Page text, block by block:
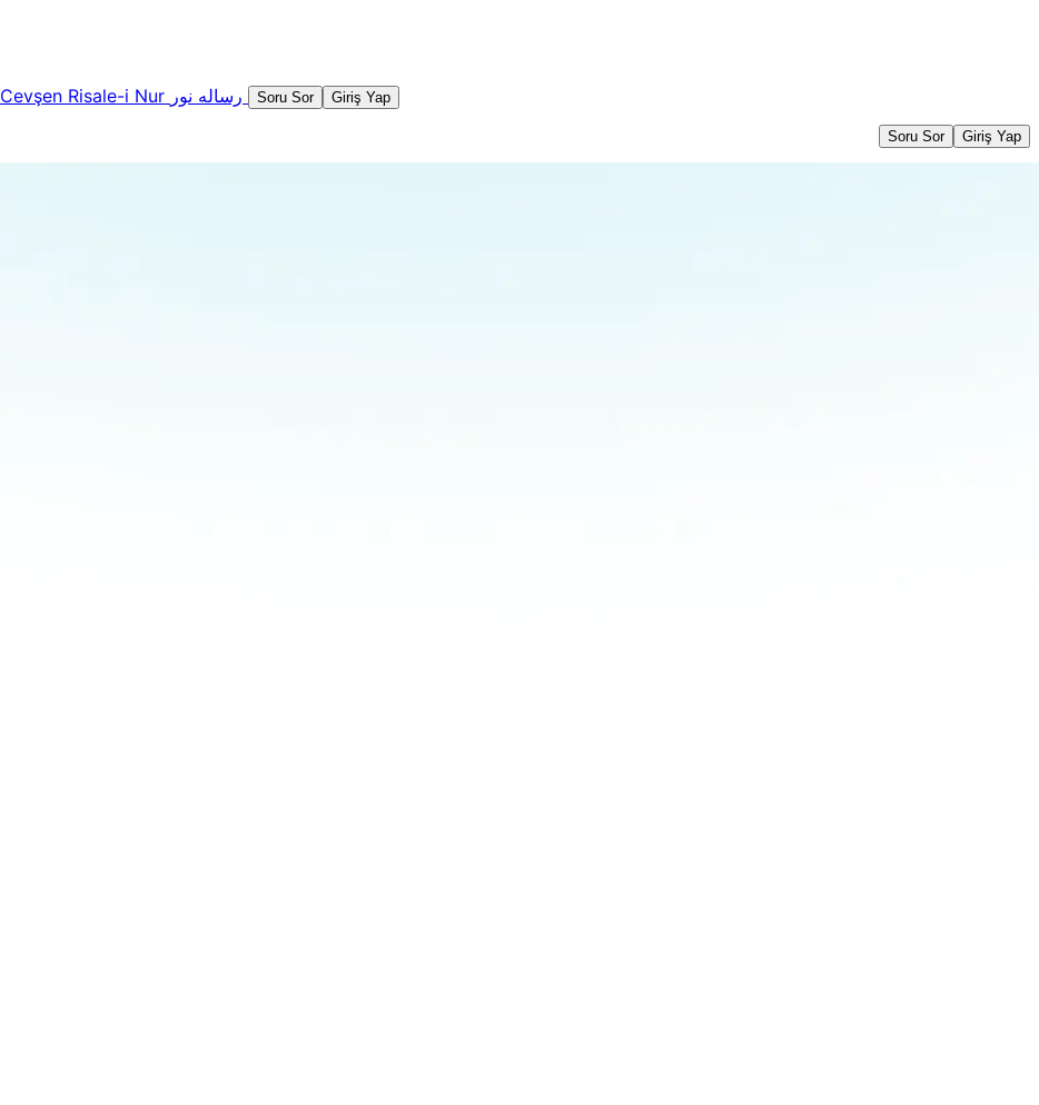
Cevşen Risale-i Nur Soru Sor Giriş Yap
Soru Sor Giriş Yap